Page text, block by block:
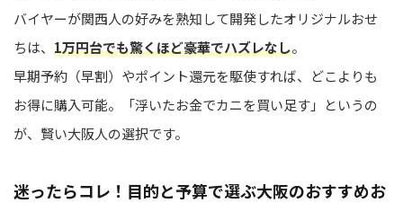
バイヤーが関西人の好みを熟知して開発したオリジナルおせ
ちは、 1万円台でも驚くほど豪華でハズレなし。
早期予約（早割）やポイント還元を駆使すれば、どこよりも
お得に購入可能。「浮いたお金でカニを買い足す」というの
が、賢い大阪人の選択です。
迷ったらコレ！目的と予算で選ぶ大阪のおすすめお